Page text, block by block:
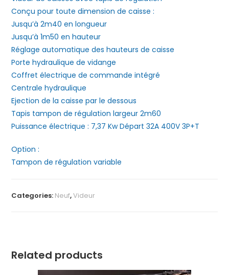
Conçu pour toute dimension de caisse :
Jusqu’à 2m40 en longueur
Jusqu’à 1m50 en hauteur
Réglage automatique des hauteurs de caisse
Porte hydraulique de vidange
Coffret électrique de commande intégré
Centrale hydraulique
Ejection de la caisse par le dessous
Tapis tampon de régulation largeur 2m60
Puissance électrique : 7,37 Kw Départ 32A 400V 3P+T
Option :
Tampon de régulation variable
Categories: Neuf,Videur
Related products